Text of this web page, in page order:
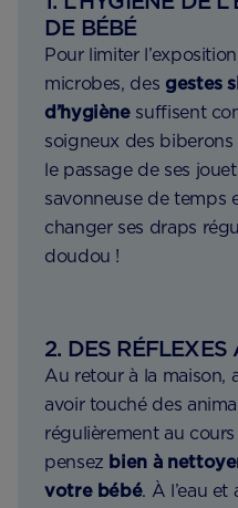
DE BÉBÉ
Pour limiter
microbes, des gestes
d’hygiènesuffisent
soigneux des
le passage de ses
savonneuse de temps
changer ses draps
doudou !
2. DES
Au retour à la maison,
avoir touché des
régulièrement au
pensez bien à
votre bébé. À l’eau